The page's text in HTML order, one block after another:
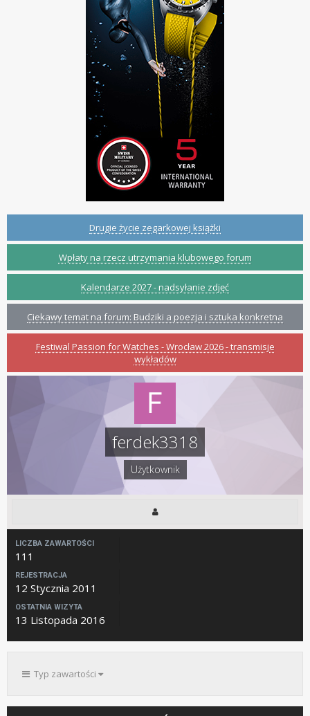
Drugie życie zegarkowej książki
Wpłaty na rzecz utrzymania klubowego forum
Kalendarze 2027 - nadsyłanie zdjęć
Ciekawy temat na forum: Budziki a poezja i sztuka konkretna
Festiwal Passion for Watches - Wrocław 2026 - transmisje
wykładów
ferdek3318
Użytkownik
LICZBA ZAWARTOŚCI
111
REJESTRACJA
12 Stycznia 2011
OSTATNIA WIZYTA
13 Listopada 2016
Typ zawartości